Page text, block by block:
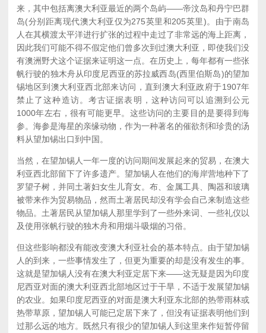
来，其中包括离澳大利亚最近的两个岛屿——帝汶岛和丹宁巴群
岛(分别距离现代澳大利亚仅为275英里和205英里)。由于南岛
人在其横渡太平洋进行扩张的过程中走过了非常远的海上距离，
因此我们可能不得不假定他们曾多次到过澳大利亚，即使我们没
有澳洲野犬这个证据来证明这一点。在历史上，每年都有一些张
帆行驶的独木舟从印度尼西亚的苏拉威西岛(西里伯斯岛)的望加
锡地区到澳大利亚西北部来访问，直到澳大利亚政府于1907年
禁止了这种造访。考古证据表明，这种访问可以追溯到公元
1000年左右，很有可能更早。这些访问的主要目的是要得到海
参。海参是海星的亲缘动物，作为一种著名的催欲剂和珍贵的汤
料从望加锡出口到中国。
当然，在望加锡人一年一度的访问期间发展起来的贸易，在澳大
利亚西北部留下了许多遗产。望加锡人在他们的海岸营地种下了
罗望子树，并同土著妇女生儿育女。布、金属工具、陶器和玻璃
被带来作为贸易物品，然而土著居民却没有学会自己来制造这些
物品。土著居民从望加锡人那里学到了一些外来词、一些礼仪以
及使用张帆行驶的独木舟和用烟斗吸烟的习俗。
但这些影响都没有能改变澳大利亚社会的基本特点。由于望加锡
人的到来，一些事情发生了，但更为重要的却是没有发生的事。
这就是望加锡人没有在澳大利亚定居下来——这无疑是因为印度
尼西亚对面的澳大利亚西北部地区过于干旱，不适于发展望加锡
的农业。如果印度尼西亚的对面是澳大利亚东北部的热带雨林或
热带草原，望加锡人可能已定居下来了，但没有证据表明他们到
过那么远的地方。既然只有很少的望加锡人到这里来作短暂停留